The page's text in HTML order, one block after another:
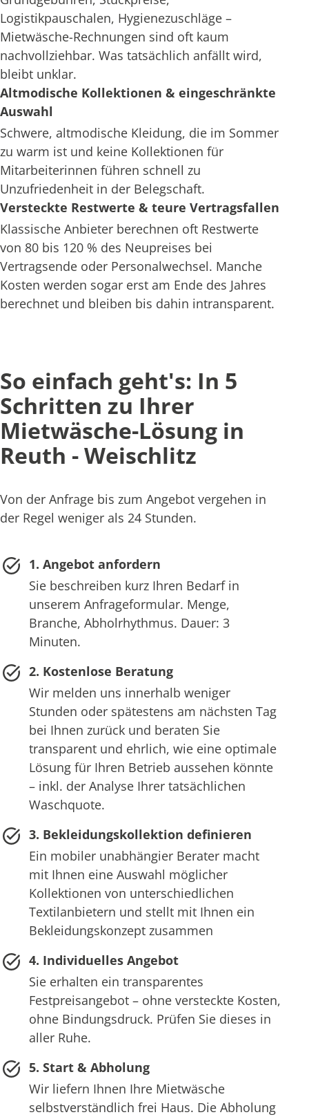
Logistikpauschalen, Hygienezuschläge –
Mietwäsche-Rechnungen sind oft kaum
nachvollziehbar. Was tatsächlich anfällt wird,
bleibt unklar.
Altmodische Kollektionen & eingeschränkte
Auswahl
Schwere, altmodische Kleidung, die im Sommer
zu warm ist und keine Kollektionen für
Mitarbeiterinnen führen schnell zu
Unzufriedenheit in der Belegschaft.
Versteckte Restwerte & teure Vertragsfallen
Klassische Anbieter berechnen oft Restwerte
von 80 bis 120 % des Neupreises bei
Vertragsende oder Personalwechsel. Manche
Kosten werden sogar erst am Ende des Jahres
berechnet und bleiben bis dahin intransparent.
So einfach geht's: In 5
Schritten zu Ihrer
Mietwäsche-Lösung in
Reuth - Weischlitz
Von der Anfrage bis zum Angebot vergehen in
der Regel weniger als 24 Stunden.
1. Angebot anfordern
Sie beschreiben kurz Ihren Bedarf in
unserem Anfrageformular. Menge,
Branche, Abholrhythmus. Dauer: 3
Minuten.
2. Kostenlose Beratung
Wir melden uns innerhalb weniger
Stunden oder spätestens am nächsten Tag
bei Ihnen zurück und beraten Sie
transparent und ehrlich, wie eine optimale
Lösung für Ihren Betrieb aussehen könnte
– inkl. der Analyse Ihrer tatsächlichen
Waschquote.
3. Bekleidungskollektion definieren
Ein mobiler unabhängier Berater macht
mit Ihnen eine Auswahl möglicher
Kollektionen von unterschiedlichen
Textilanbietern und stellt mit Ihnen ein
Bekleidungskonzept zusammen
4. Individuelles Angebot
Sie erhalten ein transparentes
Festpreisangebot – ohne versteckte Kosten,
ohne Bindungsdruck. Prüfen Sie dieses in
aller Ruhe.
5. Start & Abholung
Wir liefern Ihnen Ihre Mietwäsche
selbstverständlich frei Haus. Die Abholung